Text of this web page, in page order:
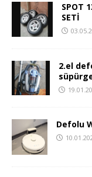
SPOT
SETİ
2.el
Defolu